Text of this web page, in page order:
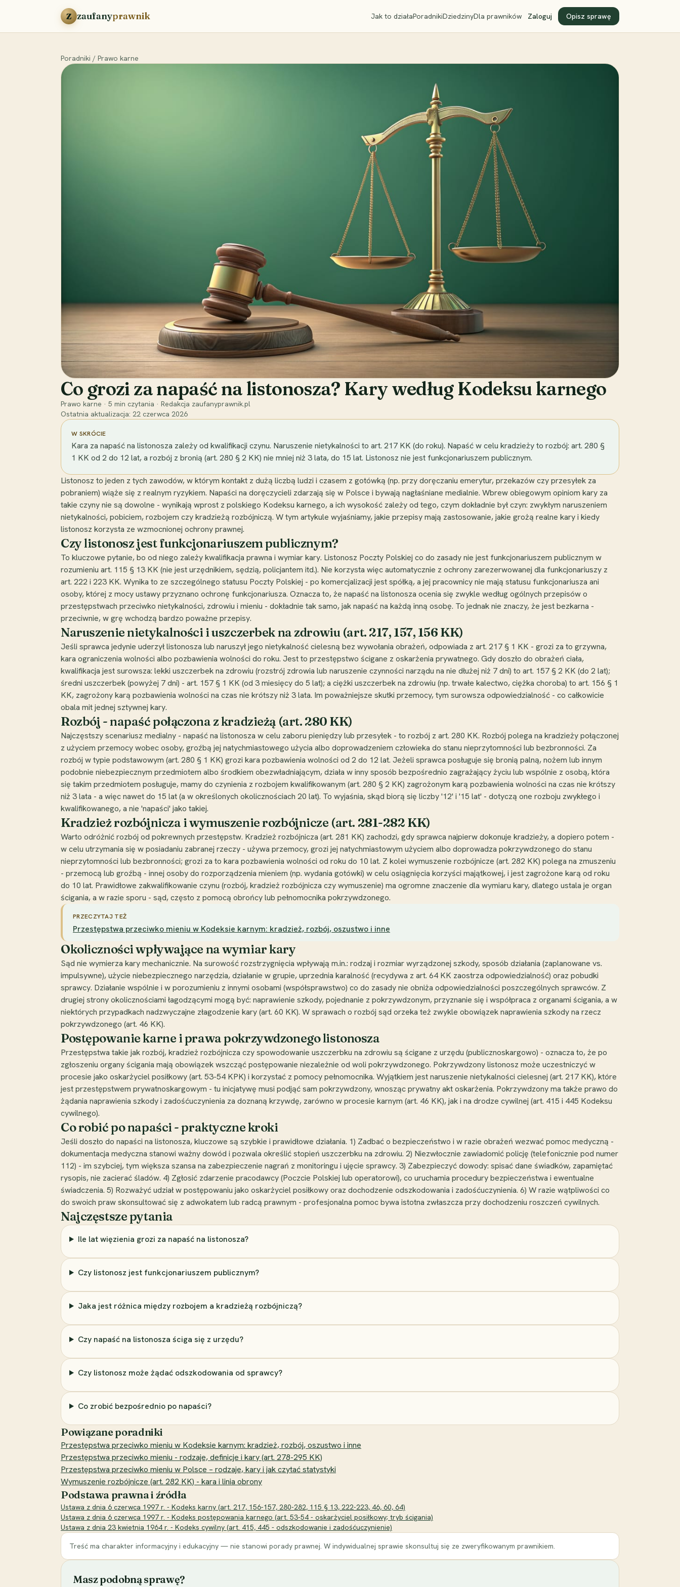
Przejdź do treści
Z zaufanyprawnik Jak to działaPoradnikiDziedzinyDla prawników Zaloguj Opisz sprawę
Poradniki / Prawo karne
Co grozi za napaść na listonosza? Kary według Kodeksu karnego
Prawo karne · 5 min czytania · Redakcja zaufanyprawnik.pl
Ostatnia aktualizacja: 22 czerwca 2026
W SKRÓCIE
Kara za napaść na listonosza zależy od kwalifikacji czynu. Naruszenie nietykalności to art. 217 KK (do roku). Napaść w celu kradzieży to rozbój: art. 280 §
1 KK od 2 do 12 lat, a rozbój z bronią (art. 280 § 2 KK) nie mniej niż 3 lata, do 15 lat. Listonosz nie jest funkcjonariuszem publicznym.
Listonosz to jeden z tych zawodów, w którym kontakt z dużą liczbą ludzi i czasem z gotówką (np. przy doręczaniu emerytur, przekazów czy przesyłek za
pobraniem) wiąże się z realnym ryzykiem. Napaści na doręczycieli zdarzają się w Polsce i bywają nagłaśniane medialnie. Wbrew obiegowym opiniom kary za
takie czyny nie są dowolne - wynikają wprost z polskiego Kodeksu karnego, a ich wysokość zależy od tego, czym dokładnie był czyn: zwykłym naruszeniem
nietykalności, pobiciem, rozbojem czy kradzieżą rozbójniczą. W tym artykule wyjaśniamy, jakie przepisy mają zastosowanie, jakie grożą realne kary i kiedy
listonosz korzysta ze wzmocnionej ochrony prawnej.
Czy listonosz jest funkcjonariuszem publicznym?
To kluczowe pytanie, bo od niego zależy kwalifikacja prawna i wymiar kary. Listonosz Poczty Polskiej co do zasady nie jest funkcjonariuszem publicznym w
rozumieniu art. 115 § 13 KK (nie jest urzędnikiem, sędzią, policjantem itd.). Nie korzysta więc automatycznie z ochrony zarezerwowanej dla funkcjonariuszy z
art. 222 i 223 KK. Wynika to ze szczególnego statusu Poczty Polskiej - po komercjalizacji jest spółką, a jej pracownicy nie mają statusu funkcjonariusza ani
osoby, której z mocy ustawy przyznano ochronę funkcjonariusza. Oznacza to, że napaść na listonosza ocenia się zwykle według ogólnych przepisów o
przestępstwach przeciwko nietykalności, zdrowiu i mieniu - dokładnie tak samo, jak napaść na każdą inną osobę. To jednak nie znaczy, że jest bezkarna -
przeciwnie, w grę wchodzą bardzo poważne przepisy.
Naruszenie nietykalności i uszczerbek na zdrowiu (art. 217, 157, 156 KK)
Jeśli sprawca jedynie uderzył listonosza lub naruszył jego nietykalność cielesną bez wywołania obrażeń, odpowiada z art. 217 § 1 KK - grozi za to grzywna,
kara ograniczenia wolności albo pozbawienia wolności do roku. Jest to przestępstwo ścigane z oskarżenia prywatnego. Gdy doszło do obrażeń ciała,
kwalifikacja jest surowsza: lekki uszczerbek na zdrowiu (rozstrój zdrowia lub naruszenie czynności narządu na nie dłużej niż 7 dni) to art. 157 § 2 KK (do 2 lat);
średni uszczerbek (powyżej 7 dni) - art. 157 § 1 KK (od 3 miesięcy do 5 lat); a ciężki uszczerbek na zdrowiu (np. trwałe kalectwo, ciężka choroba) to art. 156 § 1
KK, zagrożony karą pozbawienia wolności na czas nie krótszy niż 3 lata. Im poważniejsze skutki przemocy, tym surowsza odpowiedzialność - co całkowicie
obala mit jednej sztywnej kary.
Rozbój - napaść połączona z kradzieżą (art. 280 KK)
Najczęstszy scenariusz medialny - napaść na listonosza w celu zaboru pieniędzy lub przesyłek - to rozbój z art. 280 KK. Rozbój polega na kradzieży połączonej
z użyciem przemocy wobec osoby, groźbą jej natychmiastowego użycia albo doprowadzeniem człowieka do stanu nieprzytomności lub bezbronności. Za
rozbój w typie podstawowym (art. 280 § 1 KK) grozi kara pozbawienia wolności od 2 do 12 lat. Jeżeli sprawca posługuje się bronią palną, nożem lub innym
podobnie niebezpiecznym przedmiotem albo środkiem obezwładniającym, działa w inny sposób bezpośrednio zagrażający życiu lub wspólnie z osobą, która
się takim przedmiotem posługuje, mamy do czynienia z rozbojem kwalifikowanym (art. 280 § 2 KK) zagrożonym karą pozbawienia wolności na czas nie krótszy
niż 3 lata - a więc nawet do 15 lat (a w określonych okolicznościach 20 lat). To wyjaśnia, skąd biorą się liczby '12' i '15 lat' - dotyczą one rozboju zwykłego i
kwalifikowanego, a nie 'napaści' jako takiej.
Kradzież rozbójnicza i wymuszenie rozbójnicze (art. 281-282 KK)
Warto odróżnić rozbój od pokrewnych przestępstw. Kradzież rozbójnicza (art. 281 KK) zachodzi, gdy sprawca najpierw dokonuje kradzieży, a dopiero potem -
w celu utrzymania się w posiadaniu zabranej rzeczy - używa przemocy, grozi jej natychmiastowym użyciem albo doprowadza pokrzywdzonego do stanu
nieprzytomności lub bezbronności; grozi za to kara pozbawienia wolności od roku do 10 lat. Z kolei wymuszenie rozbójnicze (art. 282 KK) polega na zmuszeniu
- przemocą lub groźbą - innej osoby do rozporządzenia mieniem (np. wydania gotówki) w celu osiągnięcia korzyści majątkowej, i jest zagrożone karą od roku
do 10 lat. Prawidłowe zakwalifikowanie czynu (rozbój, kradzież rozbójnicza czy wymuszenie) ma ogromne znaczenie dla wymiaru kary, dlatego ustala je organ
ścigania, a w razie sporu - sąd, często z pomocą obrońcy lub pełnomocnika pokrzywdzonego.
PRZECZYTAJ TEŻ
Przestępstwa przeciwko mieniu w Kodeksie karnym: kradzież, rozbój, oszustwo i inne
Okoliczności wpływające na wymiar kary
Sąd nie wymierza kary mechanicznie. Na surowość rozstrzygnięcia wpływają m.in.: rodzaj i rozmiar wyrządzonej szkody, sposób działania (zaplanowane vs.
impulsywne), użycie niebezpiecznego narzędzia, działanie w grupie, uprzednia karalność (recydywa z art. 64 KK zaostrza odpowiedzialność) oraz pobudki
sprawcy. Działanie wspólnie i w porozumieniu z innymi osobami (współsprawstwo) co do zasady nie obniża odpowiedzialności poszczególnych sprawców. Z
drugiej strony okolicznościami łagodzącymi mogą być: naprawienie szkody, pojednanie z pokrzywdzonym, przyznanie się i współpraca z organami ścigania, a w
niektórych przypadkach nadzwyczajne złagodzenie kary (art. 60 KK). W sprawach o rozbój sąd orzeka też zwykle obowiązek naprawienia szkody na rzecz
pokrzywdzonego (art. 46 KK).
Postępowanie karne i prawa pokrzywdzonego listonosza
Przestępstwa takie jak rozbój, kradzież rozbójnicza czy spowodowanie uszczerbku na zdrowiu są ścigane z urzędu (publicznoskargowo) - oznacza to, że po
zgłoszeniu organy ścigania mają obowiązek wszcząć postępowanie niezależnie od woli pokrzywdzonego. Pokrzywdzony listonosz może uczestniczyć w
procesie jako oskarżyciel posiłkowy (art. 53-54 KPK) i korzystać z pomocy pełnomocnika. Wyjątkiem jest naruszenie nietykalności cielesnej (art. 217 KK), które
jest przestępstwem prywatnoskargowym - tu inicjatywę musi podjąć sam pokrzywdzony, wnosząc prywatny akt oskarżenia. Pokrzywdzony ma także prawo do
żądania naprawienia szkody i zadośćuczynienia za doznaną krzywdę, zarówno w procesie karnym (art. 46 KK), jak i na drodze cywilnej (art. 415 i 445 Kodeksu
cywilnego).
Co robić po napaści - praktyczne kroki
Jeśli doszło do napaści na listonosza, kluczowe są szybkie i prawidłowe działania. 1) Zadbać o bezpieczeństwo i w razie obrażeń wezwać pomoc medyczną -
dokumentacja medyczna stanowi ważny dowód i pozwala określić stopień uszczerbku na zdrowiu. 2) Niezwłocznie zawiadomić policję (telefonicznie pod numer
112) - im szybciej, tym większa szansa na zabezpieczenie nagrań z monitoringu i ujęcie sprawcy. 3) Zabezpieczyć dowody: spisać dane świadków, zapamiętać
rysopis, nie zacierać śladów. 4) Zgłosić zdarzenie pracodawcy (Poczcie Polskiej lub operatorowi), co uruchamia procedury bezpieczeństwa i ewentualne
świadczenia. 5) Rozważyć udział w postępowaniu jako oskarżyciel posiłkowy oraz dochodzenie odszkodowania i zadośćuczynienia. 6) W razie wątpliwości co
do swoich praw skonsultować się z adwokatem lub radcą prawnym - profesjonalna pomoc bywa istotna zwłaszcza przy dochodzeniu roszczeń cywilnych.
Najczęstsze pytania
Ile lat więzienia grozi za napaść na listonosza?
Czy listonosz jest funkcjonariuszem publicznym?
Jaka jest różnica między rozbojem a kradzieżą rozbójniczą?
Czy napaść na listonosza ściga się z urzędu?
Czy listonosz może żądać odszkodowania od sprawcy?
Co zrobić bezpośrednio po napaści?
Powiązane poradniki
Przestępstwa przeciwko mieniu w Kodeksie karnym: kradzież, rozbój, oszustwo i inne
Przestępstwa przeciwko mieniu - rodzaje, definicje i kary (art. 278-295 KK)
Przestępstwa przeciwko mieniu w Polsce – rodzaje, kary i jak czytać statystyki
Wymuszenie rozbójnicze (art. 282 KK) - kara i linia obrony
Podstawa prawna i źródła
Ustawa z dnia 6 czerwca 1997 r. - Kodeks karny (art. 217, 156-157, 280-282, 115 § 13, 222-223, 46, 60, 64)
Ustawa z dnia 6 czerwca 1997 r. - Kodeks postępowania karnego (art. 53-54 - oskarżyciel posiłkowy; tryb ścigania)
Ustawa z dnia 23 kwietnia 1964 r. - Kodeks cywilny (art. 415, 445 - odszkodowanie i zadośćuczynienie)
Treść ma charakter informacyjny i edukacyjny — nie stanowi porady prawnej. W indywidualnej sprawie skonsultuj się ze zweryfikowanym prawnikiem.
Masz podobną sprawę?